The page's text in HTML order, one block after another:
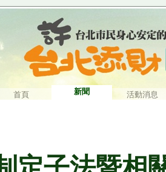
首頁 新聞 活動消息